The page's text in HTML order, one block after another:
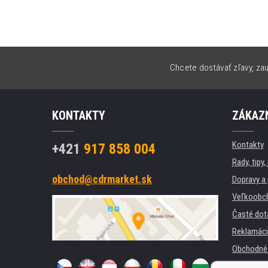
Chcete dostávať zľavy,
KONTAKTY
+421 917 858 004
obchod@cdrmarket.sk
Kontakty
Rady,
Dopravy
Časté